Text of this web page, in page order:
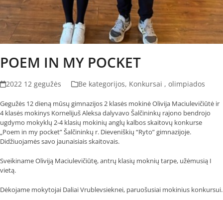
POEM IN MY POCKET
2022 12 gegužės Be kategorijos, Konkursai , olimpiados
Gegužės 12 dieną mūsų gimnazijos 2 klasės mokinė Olivija Maciulevičiūtė ir
4 klasės mokinys Kornelijuš Aleksa dalyvavo Šalčininkų rajono bendrojo
ugdymo mokyklų 2-4 klasių mokinių anglų kalbos skaitovų konkurse
„Poem in my pocket” Šalčininkų r. Dieveniškių “Ryto” gimnazijoje.
Didžiuojamės savo jaunaisiais skaitovais.
Sveikiname Oliviją Maciulevičiūtę, antrų klasių moknių tarpe, užėmusią I
vietą.
Dėkojame mokytojai Daliai Vrublevsieknei, paruošusiai mokinius konkursui.